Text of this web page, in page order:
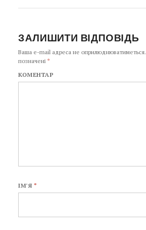
ЗАЛИШИТИ ВІДПОВІДЬ
Ваша e-mail адреса не оприлюднюватиметься.
позначені*
КОМЕНТАР
ІМ'Я *